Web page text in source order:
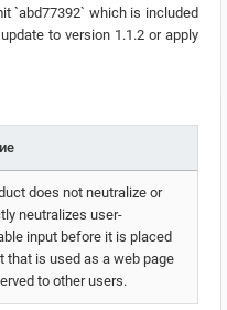
`abd77392` which is included
to version 1.1.2 or apply
does not neutralize or
neutralizes user-
input before it is placed
that is used as a web page
to other users.